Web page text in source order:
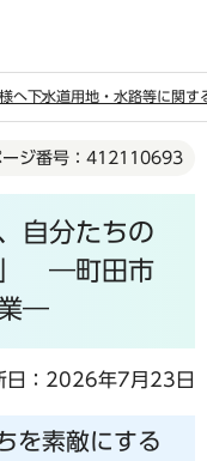
へ下水道用地・水路等に関す
ージ番号：412110693
自分たちの
」 ―町田市
業―
日：2026年7月23日
を素敵にする